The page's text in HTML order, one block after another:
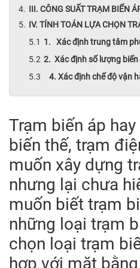
III. CÔNG SUẤT TRẠM BIẾN
IV. TÍNH TOÁN LỰA CHỌN
1. Xác định trung tâm
2. Xác định số lượng biến
4. Xác định chế độ vận
Trạm biến áp
biến thế, trạm
muốn xây dựng
nhưng lại chưa
muốn biết trạm
những loại trạm
chọn loại trạm
hợp với mặt